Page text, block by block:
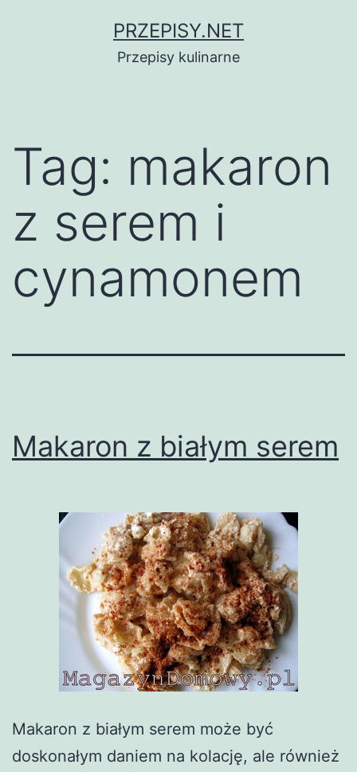
PRZEPISY.NET
Przepisy kulinarne
Tag: makaron
z serem i
cynamonem
Makaron z białym serem
Makaron z białym serem może być
doskonałym daniem na kolację, ale również